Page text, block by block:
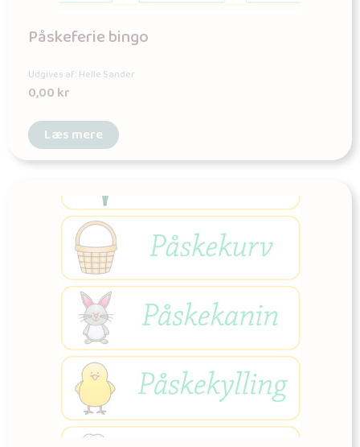
Påskeferie bingo
Udgives af: Helle Sander
0,00kr
Læs mere